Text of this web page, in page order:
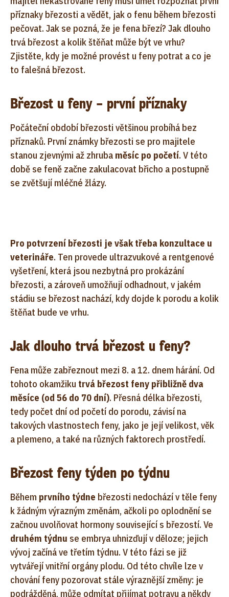
příznaky březosti a vědět, jak o fenu během březosti
pečovat. Jak se pozná, že je fena březí? Jak dlouho
trvá březost a kolik štěňat může být ve vrhu?
Zjistěte, kdy je možné provést u feny potrat a co je
to falešná březost.
Březost u feny – první příznaky
Počáteční období březosti většinou probíhá bez
příznaků. První známky březosti se pro majitele
stanou zjevnými až zhruba měsíc po početí. V této
době se feně začne zakulacovat břicho a postupně
se zvětšují mléčné žlázy.
Pro potvrzení březosti je však třeba konzultace u
veterináře. Ten provede ultrazvukové a rentgenové
vyšetření, která jsou nezbytná pro prokázání
březosti, a zároveň umožňují odhadnout, v jakém
stádiu se březost nachází, kdy dojde k porodu a kolik
štěňat bude ve vrhu.
Jak dlouho trvá březost u feny?
Fena může zabřeznout mezi 8. a 12. dnem hárání. Od
tohoto okamžiku trvá březost feny přibližně dva
měsíce (od 56 do 70 dní). Přesná délka březosti,
tedy počet dní od početí do porodu, závisí na
takových vlastnostech feny, jako je její velikost, věk
a plemeno, a také na různých faktorech prostředí.
Březost feny týden po týdnu
Během prvního týdne březosti nedochází v těle feny
k žádným výrazným změnám, ačkoli po oplodnění se
začnou uvolňovat hormony související s březostí. Ve
druhém týdnu se embrya uhnizďují v děloze; jejich
vývoj začíná ve třetím týdnu. V této fázi se již
vytvářejí vnitřní orgány plodu. Od této chvíle lze v
chování feny pozorovat stále výraznější změny: je
podrážděná, může odmítat přijímat potravu a někdy